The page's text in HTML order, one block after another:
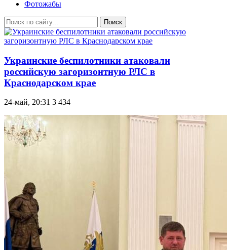
Фотожабы
Поиск
Украинские беспилотники атаковали
российскую загоризонтную РЛС в
Краснодарском крае
24-май, 20:31 3 434